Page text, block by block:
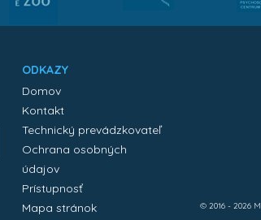
ODKAZY
Domov
Kontakt
Technický prevádzkovateľ
Ochrana osobných
údajov
Prístupnosť
Mapa stránok
© 2016 - 2026